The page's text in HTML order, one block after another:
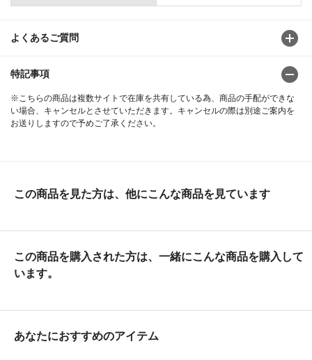
よくあるご質問
特記事項
※こちらの商品は複数サイトで在庫を共有している為、商品の手配ができな
い場合、キャンセルとさせていただきます。キャンセルの際は別途ご案内を
お送りしますので予めご了承ください。
この商品を見た方は、他にこんな商品を見ています
この商品を購入された方は、一緒にこんな商品を購入して
います。
あなたにおすすめのアイテム